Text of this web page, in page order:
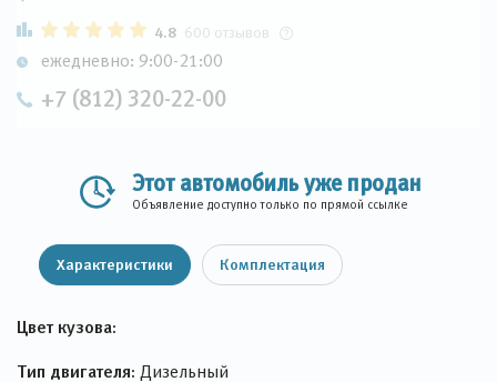
4.8 600 отзывов
ежедневно: 9:00-21:00
+7 (812) 320-22-00
Этот автомобиль уже продан
Объявление доступно только по прямой ссылке
Характеристики Комплектация
Цвет кузова:
Тип двигателя: Дизельный